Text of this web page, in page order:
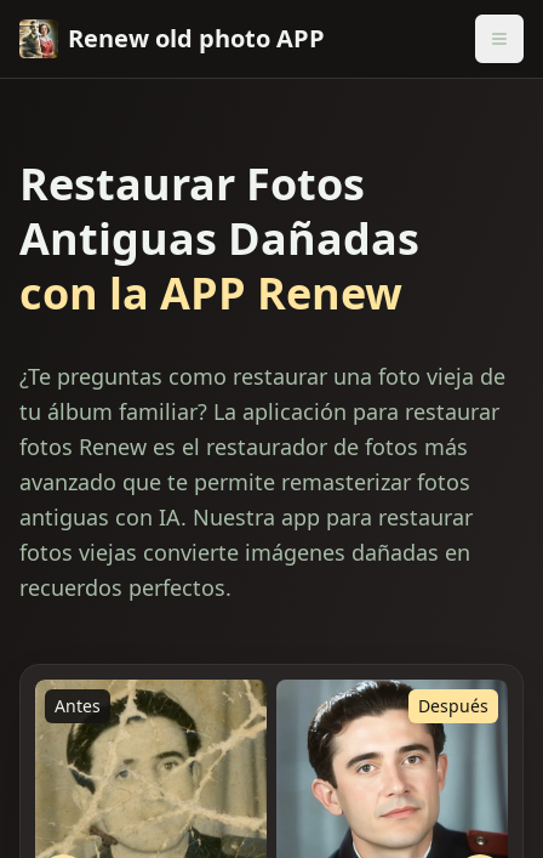
Renew old photo APP
Restaurar Fotos
Antiguas Dañadas
con la APP Renew
¿Te preguntas como restaurar una foto vieja de
tu álbum familiar? La aplicación para restaurar
fotos Renew es el restaurador de fotos más
avanzado que te permite remasterizar fotos
antiguas con IA. Nuestra app para restaurar
fotos viejas convierte imágenes dañadas en
recuerdos perfectos.
Antes Después